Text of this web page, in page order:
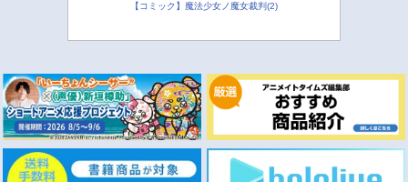
【コミック】魔法少女ノ魔女裁判(2)